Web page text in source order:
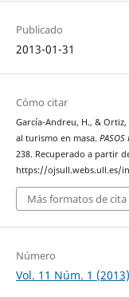
Publicado
2013-01-31
Cómo citar
García-Andreu, H., &
al turismo en masa.
238. Recuperado a partir
https://ojsull.webs.ull.es/
Más formatos de cita
Número
Vol. 11 Núm. 1 (2013)